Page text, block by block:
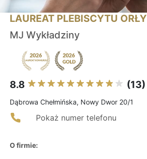
LAUREAT PLEBISCYTU ORŁY
MJ Wykładziny
8.8 (13)
Dąbrowa Chełmińska, Nowy Dwor 20/1
Pokaż numer telefonu
O firmie: